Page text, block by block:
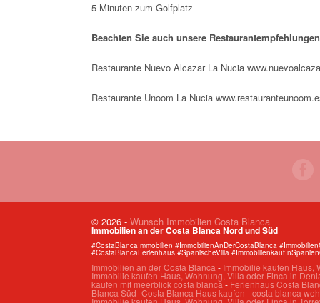
5 Minuten zum Golfplatz
Beachten Sie auch unsere
Restaurante Nuevo Alcazar La Nucia
Restaurante Unoom La Nucia
© 2026 - Wunsch Immobilien Costa Blanca
Immobilien an der Costa Blanca Nord und Süd
#CostaBlancaImmobilien #ImmobilienAnDerCostaBlanca
#CostaBlancaFerienhaus #SpanischeVilla
Immobilien an der Costa Blanca- Immobilie kaufen Haus,
Immobilie kaufen Haus, Wohnung, Villa oder Finca in
kaufen mit meerblick costa blanca- Ferienhaus Costa
Blanca Süd-Costa Blanca Haus kaufen -costa blanca